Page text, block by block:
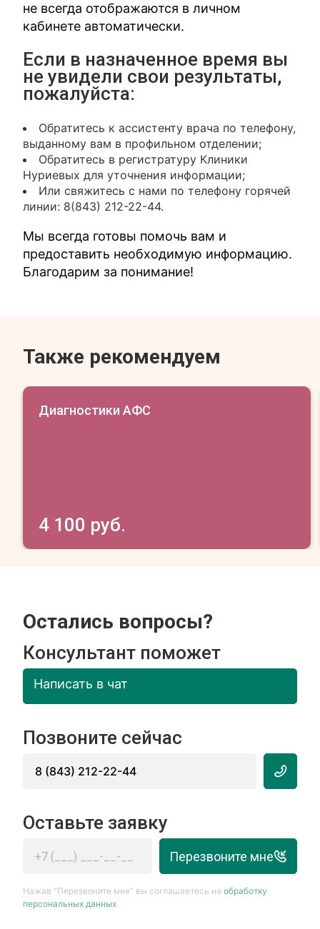
не всегда отображаются в личном
кабинете автоматически.
Если в назначенное время вы
не увидели свои результаты,
пожалуйста:
Обратитесь к ассистенту врача по телефону,
выданному вам в профильном отделении;
Обратитесь в регистратуру Клиники
Нуриевых для уточнения информации;
Или свяжитесь с нами по телефону горячей
линии: 8(843) 212-22-44.
Мы всегда готовы помочь вам и
предоставить необходимую информацию.
Благодарим за понимание!
Также рекомендуем
Диагностики АФС
4 100 руб.
Остались вопросы?
Консультант поможет
Написать в чат
Позвоните сейчас
8 (843) 212-22-44
Оставьте заявку
Перезвоните мне
Нажав “Перезвоните мне” вы соглашаетесь наобработку
персональных данных